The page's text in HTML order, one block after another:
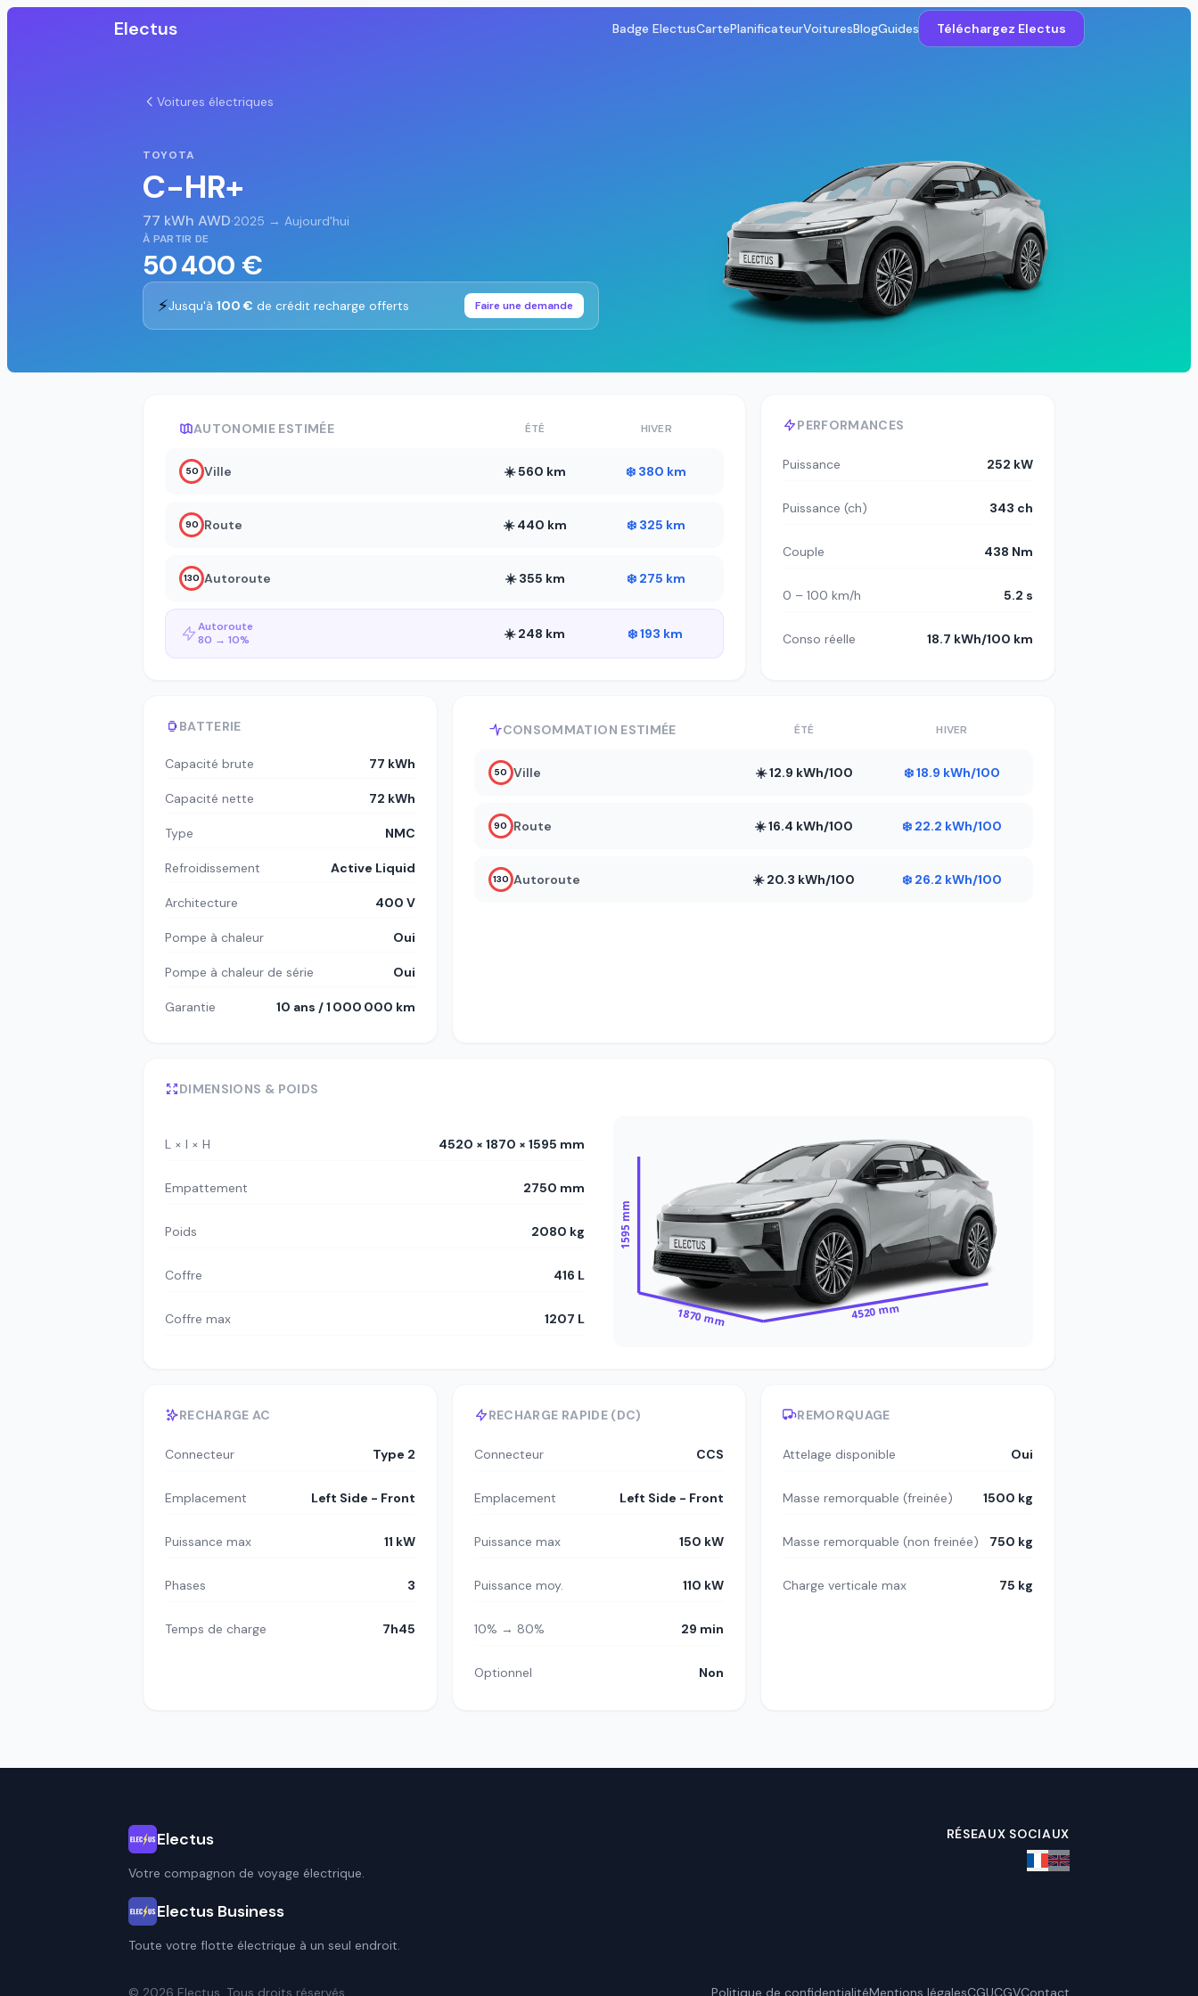
Electus Badge ElectusCartePlanificateurVoituresBlogGuides Téléchargez Electus
Voitures électriques
TOYOTA
C-HR+
77 kWh AWD·2025 → Aujourd'hui
À PARTIR DE
50 400 €
⚡Jusqu'à 100 € de crédit recharge offerts Faire une demande
AUTONOMIE ESTIMÉE ÉTÉ HIVER
50 Ville ☀️ 560 km ❄️ 380 km
90 Route ☀️ 440 km ❄️ 325 km
130 Autoroute ☀️ 355 km ❄️ 275 km
Autoroute
80 → 10%
☀️ 248 km ❄️ 193 km
PERFORMANCES
Puissance 252 kW
Puissance (ch) 343 ch
Couple 438 Nm
0 – 100 km/h 5.2 s
Conso réelle 18.7 kWh/100 km
BATTERIE
Capacité brute 77 kWh
Capacité nette 72 kWh
Type NMC
Refroidissement Active Liquid
Architecture 400 V
Pompe à chaleur Oui
Pompe à chaleur de série Oui
Garantie 10 ans / 1 000 000 km
CONSOMMATION ESTIMÉE ÉTÉ HIVER
50 Ville ☀️ 12.9 kWh/100 ❄️ 18.9 kWh/100
90 Route ☀️ 16.4 kWh/100 ❄️ 22.2 kWh/100
130 Autoroute ☀️ 20.3 kWh/100 ❄️ 26.2 kWh/100
DIMENSIONS & POIDS
L × l × H 4520 × 1870 × 1595 mm
Empattement 2750 mm
Poids 2080 kg
Coffre 416 L
Coffre max 1207 L
1595 mm
1870 mm 4520 mm
RECHARGE AC
Connecteur Type 2
Emplacement Left Side - Front
Puissance max 11 kW
Phases 3
Temps de charge 7h45
RECHARGE RAPIDE (DC)
Connecteur CCS
Emplacement Left Side - Front
Puissance max 150 kW
Puissance moy. 110 kW
10% → 80% 29 min
Optionnel Non
REMORQUAGE
Attelage disponible Oui
Masse remorquable (freinée) 1500 kg
Masse remorquable (non freinée) 750 kg
Charge verticale max 75 kg
Electus
Votre compagnon de voyage électrique.
Electus Business
Toute votre flotte électrique à un seul endroit.
RÉSEAUX SOCIAUX
© 2026 Electus. Tous droits réservés. Politique de confidentialitéMentions légalesCGUCGVContact